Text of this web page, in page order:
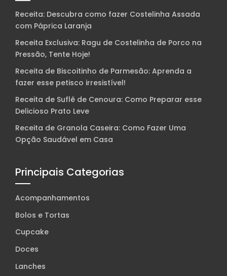
Receita: Descubra como fazer Costelinha Assada
com Páprica Laranja
Receita Exclusiva: Ragu de Costelinha de Porco na
Pressão, Tente Hoje!
Receita de Biscoitinho de Parmesão: Aprenda a
fazer esse petisco irresistível!
Receita de Suflê de Cenoura: Como Preparar esse
Delicioso Prato Leve
Receita de Granola Caseira: Como Fazer Uma
Opção Saudável em Casa
Principais Categorias
Acompanhamentos
Bolos e Tortas
Cupcake
Doces
Lanches